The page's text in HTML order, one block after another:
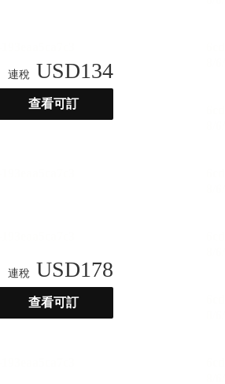
連稅 USD134
查看可訂
連稅 USD178
查看可訂